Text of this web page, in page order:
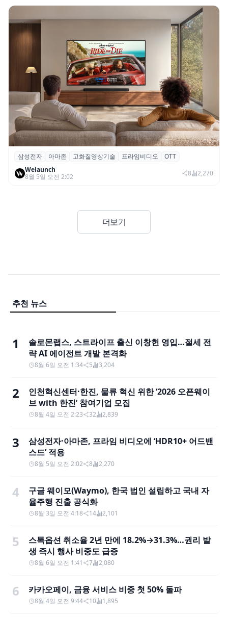
삼성전자·아마존, 프라임 비디오에 ‘HDR10+
어드밴스드’ 적용
삼성전자 아마존 고화질영상기술 프라임비디오
OTT
Welaunch
8월 5일 오전 2:02
8 2,270
더보기
추천 뉴스
1
솔로몬랩스, 스트라이프 출신 이창헌 영입…절세 전
략 AI 에이전트 개발 본격화
8월 6일 오전 1:34 5 3,204
2
인천혁신센터·한진, 물류 혁신 위한 ‘2026 오픈웨이
브 with 한진’ 참여기업 모집
8월 4일 오전 2:23 32 2,839
3
삼성전자·아마존, 프라임 비디오에 ‘HDR10+ 어드밴
스드’ 적용
8월 5일 오전 2:02 8 2,270
4
구글 웨이모(Waymo), 한국 법인 설립하고 국내 자
율주행 진출 공식화
8월 3일 오전 4:18 14 2,101
5
스톡옵션 취소율 2년 만에 18.2%→31.3%…권리 발
생 즉시 행사 비중도 급증
8월 6일 오전 1:41 7 2,080
6 카카오페이, 금융 서비스 비중 첫 50% 돌파
8월 4일 오전 9:44 10 1,895